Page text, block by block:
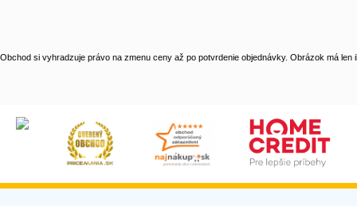
Obchod si vyhradzuje právo na zmenu ceny až po potvrdenie objednávky. Obrázok má len